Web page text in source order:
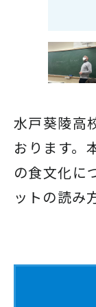
水戸葵陵高
おります。
の食文化に
ットの読み